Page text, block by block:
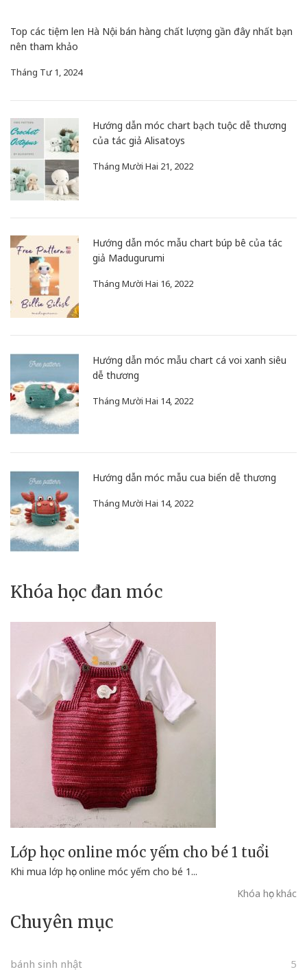
Top các tiệm len Hà Nội bán hàng chất lượng gần đây nhất bạn
nên tham khảo
Tháng Tư 1, 2024
Hướng dẫn móc chart bạch tuộc dễ thương
của tác giả Alisatoys
Tháng Mười Hai 21, 2022
Hướng dẫn móc mẫu chart búp bê của tác
giả Madugurumi
Tháng Mười Hai 16, 2022
Hướng dẫn móc mẫu chart cá voi xanh siêu
dễ thương
Tháng Mười Hai 14, 2022
Hướng dẫn móc mẫu cua biển dễ thương
Tháng Mười Hai 14, 2022
Khóa học đan móc
Lớp học online móc yếm cho bé 1 tuổi
Khi mua lớp học online móc yếm cho bé 1...
Khóa học khác
Chuyên mục
bánh sinh nhật
5